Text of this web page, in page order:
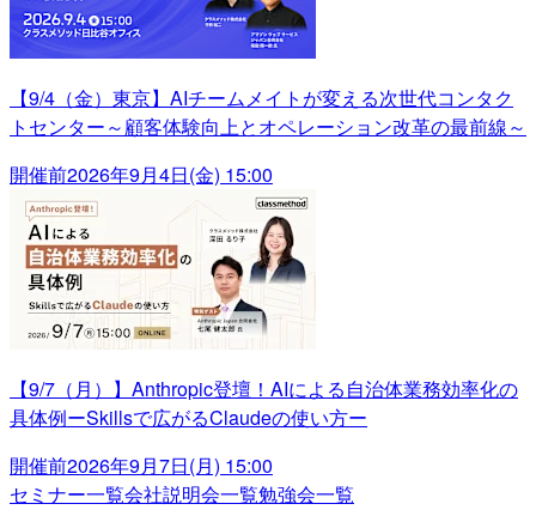
【9/4（金）東京】AIチームメイトが変える次世代コンタク
トセンター～顧客体験向上とオペレーション改革の最前線～
開催前2026年9月4日(金) 15:00
【9/7（月）】Anthropic登壇！AIによる自治体業務効率化の
具体例ーSkillsで広がるClaudeの使い方ー
開催前2026年9月7日(月) 15:00
セミナー一覧会社説明会一覧勉強会一覧